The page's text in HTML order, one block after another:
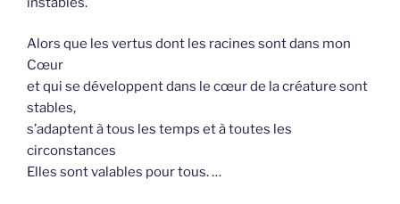
Alors que les vertus dont les racines sont dans mon
Cœur
et qui se développent dans le cœur de la créature sont
stables,
s’adaptent à tous les temps et à toutes les
circonstances
Elles sont valables pour tous. …